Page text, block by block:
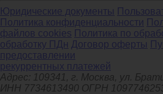
Юридические документы
Политика конфиденциальности
файлов cookies Политика по
обработку ПДн Договор оферты
предоставлении
рекуррентных платежей
Адрес: 109341, г. Москва, ул.
ИНН 7734613490 ОГРН